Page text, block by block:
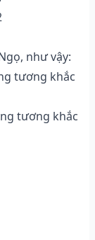
như vậy:
tương khắc
tương khắc